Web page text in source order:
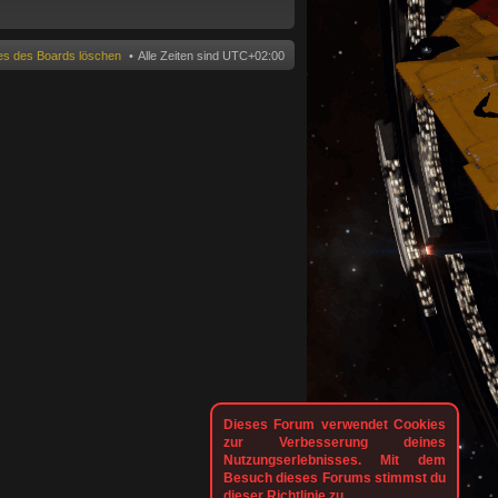
Dieses Forum verwendet Cookies
zur Verbesserung deines
Nutzungserlebnisses. Mit dem
Besuch dieses Forums stimmst du
Alle Zeiten sind UTC+02:00
des Boards löschen